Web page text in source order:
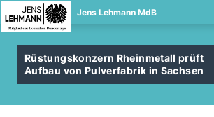
Jens Lehmann MdB
Rüstungskonzern Rheinmetall prüft
Aufbau von Pulverfabrik in Sachsen